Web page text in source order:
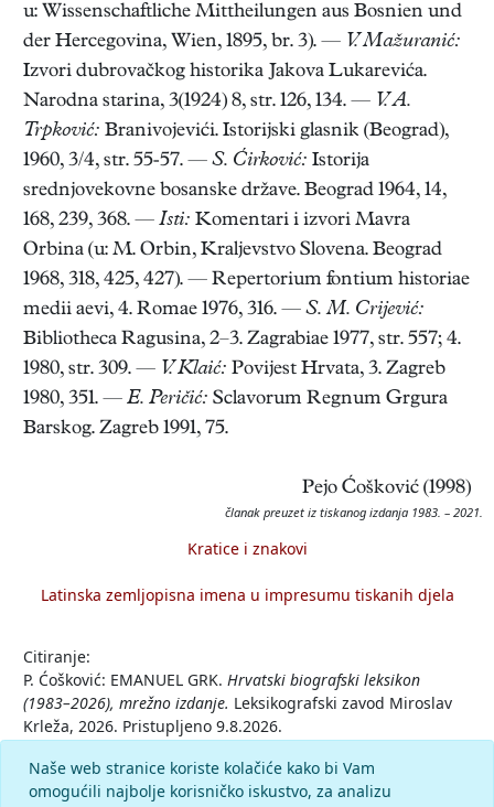
u: Wissenschaftliche Mittheilungen aus Bosnien und
der Hercegovina, Wien, 1895, br. 3). — V. Mažuranić:
Izvori dubrovačkog historika Jakova Lukarevića.
Narodna starina, 3(1924) 8, str. 126, 134. — V. A.
Trpković: Branivojevići. Istorijski glasnik (Beograd),
1960, 3/4, str. 55-57. — S. Ćirković: Istorija
srednjovekovne bosanske države. Beograd 1964, 14,
168, 239, 368. — Isti: Komentari i izvori Mavra
Orbina (u: M. Orbin, Kraljevstvo Slovena. Beograd
1968, 318, 425, 427). — Repertorium fontium historiae
medii aevi, 4. Romae 1976, 316. — S. M. Crijević:
Bibliotheca Ragusina, 2–3. Zagrabiae 1977, str. 557; 4.
1980, str. 309. — V. Klaić: Povijest Hrvata, 3. Zagreb
1980, 351. — E. Peričić: Sclavorum Regnum Grgura
Barskog. Zagreb 1991, 75.
Pejo Ćošković (1998)
članak preuzet iz tiskanog izdanja 1983. – 2021.
Kratice i znakovi
Latinska zemljopisna imena u impresumu tiskanih djela
Citiranje:
P. Ćošković: EMANUEL GRK. Hrvatski biografski leksikon
(1983–2026), mrežno izdanje. Leksikografski zavod Miroslav
Krleža, 2026. Pristupljeno 9.8.2026.
Komentar
Naše web stranice koriste kolačiće kako bi Vam
omogućili najbolje korisničko iskustvo, za analizu